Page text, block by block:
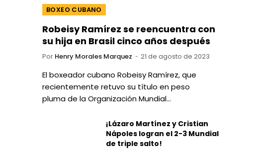
BOXEO CUBANO
Robeisy Ramírez se reencuentra con
su hija en Brasil cinco años después
Por Henry Morales Marquez 21 de agosto de 2023
El boxeador cubano Robeisy Ramírez, que
recientemente retuvo su título en peso
pluma de la Organización Mundial…
¡Lázaro Martínez y Cristian
Nápoles logran el 2-3 Mundial
de triple salto!